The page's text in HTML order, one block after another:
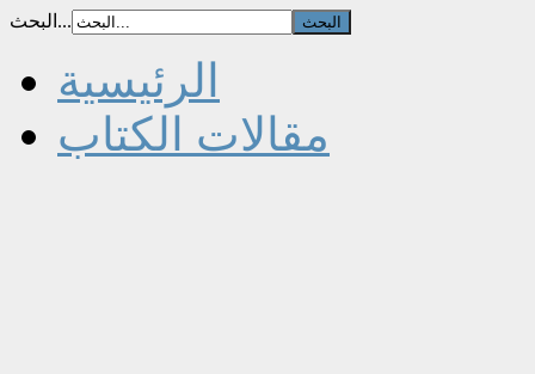
البحث...
الرئيسية
مقالات الكتاب